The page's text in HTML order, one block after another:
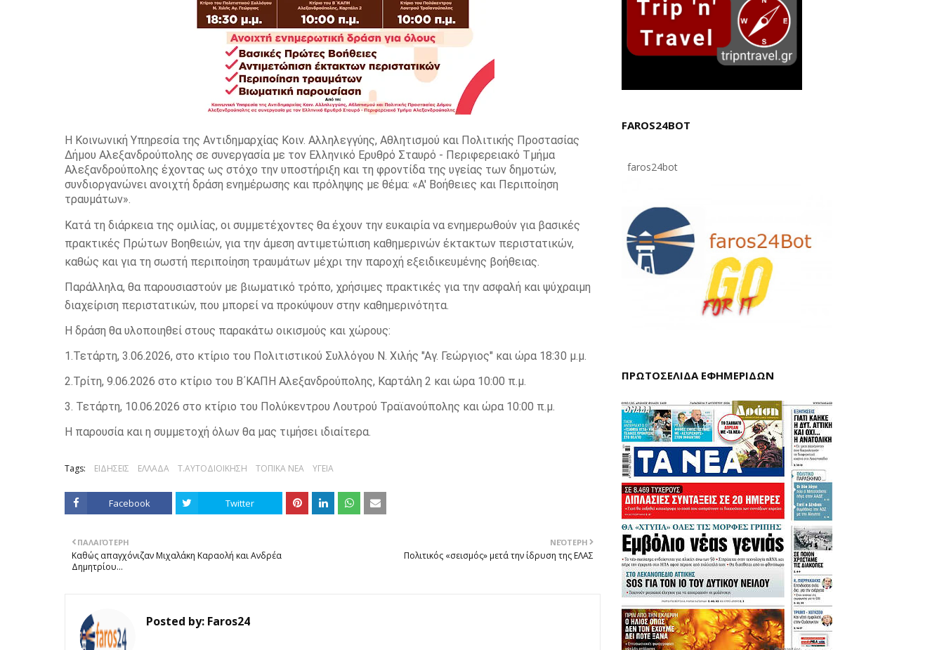
Η Κοινωνική Υπηρεσία της Αντιδημαρχίας Κοιν. Αλληλεγγύης, Αθλητισμού και Πολιτικής Προστασίας
Δήμου Αλεξανδρούπολης σε συνεργασία με τον Ελληνικό Ερυθρό Σταυρό - Περιφερειακό Τμήμα
Αλεξανδρούπολης έχοντας ως στόχο την υποστήριξη και τη φροντίδα της υγείας των δημοτών,
συνδιοργανώνει ανοιχτή δράση ενημέρωσης και πρόληψης με θέμα: «Α' Βοήθειες και Περιποίηση
τραυμάτων».
Κατά τη διάρκεια της ομιλίας, οι συμμετέχοντες θα έχουν την ευκαιρία να ενημερωθούν για βασικές
πρακτικές Πρώτων Βοηθειών, για την άμεση αντιμετώπιση καθημερινών έκτακτων περιστατικών,
καθώς και για τη σωστή περιποίηση τραυμάτων μέχρι την παροχή εξειδικευμένης βοήθειας.
Παράλληλα, θα παρουσιαστούν με βιωματικό τρόπο, χρήσιμες πρακτικές για την ασφαλή και ψύχραιμη
διαχείριση περιστατικών, που μπορεί να προκύψουν στην καθημερινότητα.
Η δράση θα υλοποιηθεί στους παρακάτω οικισμούς και χώρους:
1.Τετάρτη, 3.06.2026, στο κτίριο του Πολιτιστικού Συλλόγου Ν. Χιλής "Αγ. Γεώργιος" και ώρα 18:30 μ.μ.
2.Τρίτη, 9.06.2026 στο κτίριο του Β΄ΚΑΠΗ Αλεξανδρούπολης, Καρτάλη 2 και ώρα 10:00 π.μ.
3. Τετάρτη, 10.06.2026 στο κτίριο του Πολύκεντρου Λουτρού Τραϊανούπολης και ώρα 10:00 π.μ.
Η παρουσία και η συμμετοχή όλων θα μας τιμήσει ιδιαίτερα.
Tags: ΕΙΔΗΣΕΙΣ ΕΛΛΑΔΑ Τ.ΑΥΤΟΔΙΟΙΚΗΣΗ ΤΟΠΙΚΑ ΝΕΑ ΥΓΕΙΑ
Facebook Twitter
ΝΕΌΤΕΡΗ
Πολιτικός «σεισμός» μετά την ίδρυση της ΕΛΑΣ
ΠΑΛΑΙΌΤΕΡΗ
Καθώς απαγχόνιζαν Μιχαλάκη Καραολή και Ανδρέα
Δημητρίου…
Posted by: Faros24
FAROS24BOT
faros24bot
ΠΡΩΤΟΣΕΛΙΔΑ ΕΦΗΜΕΡΙΔΩΝ